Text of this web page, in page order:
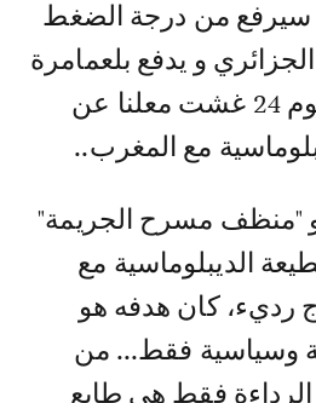
سيرفع من درجة الضغط
و يدفع بلعمامرة
لقراءة بيان جديد يوم 24 غشت معلنا عن
مع المغرب..
"منظف مسرح الجريمة"
الديبلوماسية مع
رديء، كان هدفه هو
وسياسية فقط... من
فقط هي طابع